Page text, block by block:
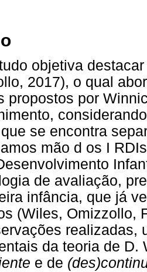
objetiva
2017), o qual
propostos por
se encontra
mão d os I
de avaliação,
infância, que já
(Wiles, Omizzollo,
realizadas,
da teoria de D.
e de